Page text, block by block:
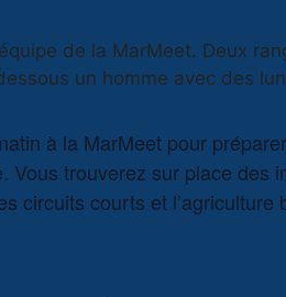
à la MarMeet pour
Vous trouverez sur place
circuits courts et